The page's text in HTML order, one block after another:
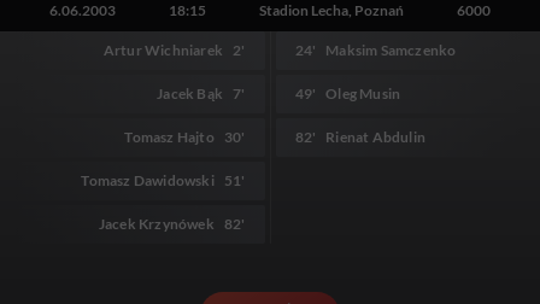
6.06.2003 18:15 Stadion Lecha, Poznań 6000
Artur Wichniarek 2'
Jacek Bąk 7'
Tomasz Hajto 30'
Tomasz Dawidowski 51'
Jacek Krzynówek 82'
Maksim Samczenko
24'
Oleg Musin
49'
Rienat Abdulin
82'